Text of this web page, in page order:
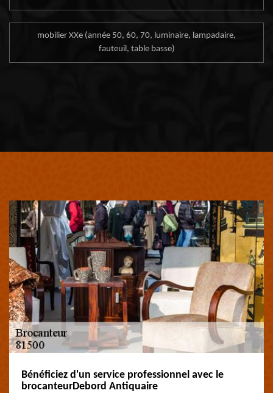
mobilier XXe (année 50, 60, 70, luminaire, lampadaire,
fauteuil, table basse)
Bénéficiez d'un service professionnel avec le
brocanteurDebord Antiquaire